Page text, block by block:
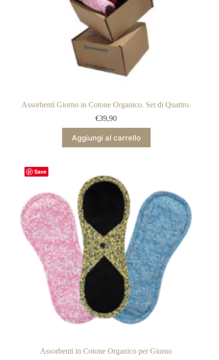
Assorbenti Giorno in Cotone Organico. Set di Quattro.
€39,90
Aggiungi al carrello
Save
Assorbenti in Cotone Organico per Giorno